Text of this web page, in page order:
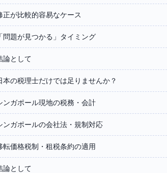
正が比較的容易なケース
「問題が見つかる」タイミング
論として
本の税理士だけでは足りませんか？
ンガポール現地の税務・会計
ンガポールの会社法・規制対応
転価格税制・租税条約の適用
論として